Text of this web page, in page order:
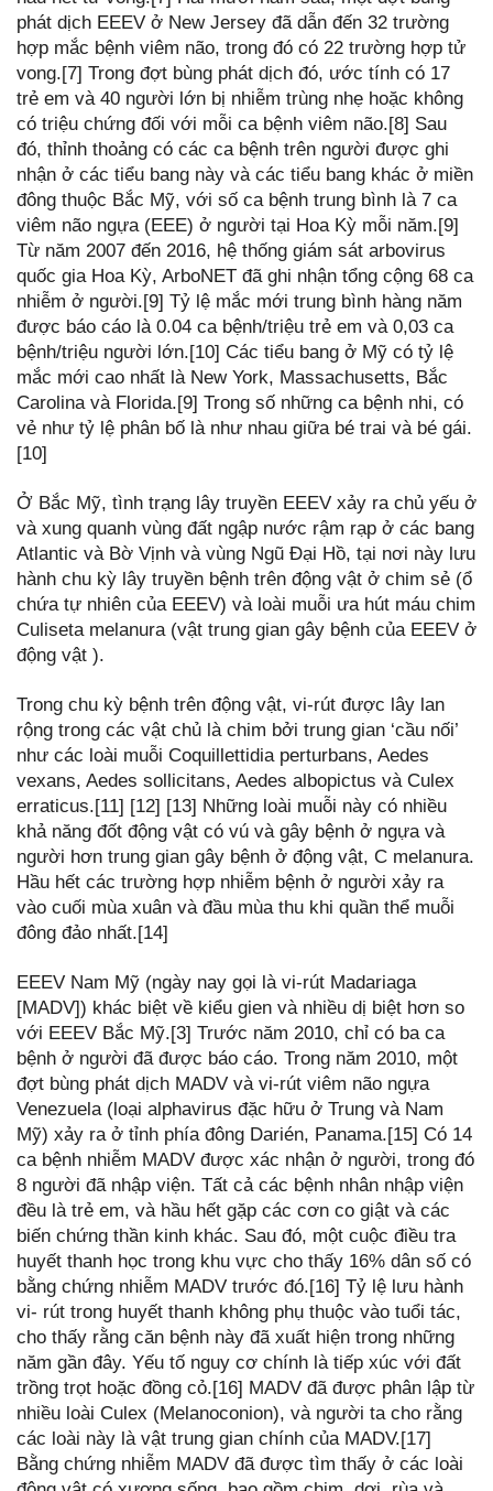
phát dịch EEEV ở New Jersey đã dẫn đến 32 trường
hợp mắc bệnh viêm não, trong đó có 22 trường hợp tử
vong.[7] Trong đợt bùng phát dịch đó, ước tính có 17
trẻ em và 40 người lớn bị nhiễm trùng nhẹ hoặc không
có triệu chứng đối với mỗi ca bệnh viêm não.[8] Sau
đó, thỉnh thoảng có các ca bệnh trên người được ghi
nhận ở các tiểu bang này và các tiểu bang khác ở miền
đông thuộc Bắc Mỹ, với số ca bệnh trung bình là 7 ca
viêm não ngựa (EEE) ở người tại Hoa Kỳ mỗi năm.[9]
Từ năm 2007 đến 2016, hệ thống giám sát arbovirus
quốc gia Hoa Kỳ, ArboNET đã ghi nhận tổng cộng 68 ca
nhiễm ở người.[9] Tỷ lệ mắc mới trung bình hàng năm
được báo cáo là 0.04 ca bệnh/triệu trẻ em và 0,03 ca
bệnh/triệu người lớn.[10] Các tiểu bang ở Mỹ có tỷ lệ
mắc mới cao nhất là New York, Massachusetts, Bắc
Carolina và Florida.[9] Trong số những ca bệnh nhi, có
vẻ như tỷ lệ phân bố là như nhau giữa bé trai và bé gái.
[10]
Ở Bắc Mỹ, tình trạng lây truyền EEEV xảy ra chủ yếu ở
và xung quanh vùng đất ngập nước rậm rạp ở các bang
Atlantic và Bờ Vịnh và vùng Ngũ Đại Hồ, tại nơi này lưu
hành chu kỳ lây truyền bệnh trên động vật ở chim sẻ (ổ
chứa tự nhiên của EEEV) và loài muỗi ưa hút máu chim
Culiseta melanura (vật trung gian gây bệnh của EEEV ở
động vật ).
Trong chu kỳ bệnh trên động vật, vi-rút được lây lan
rộng trong các vật chủ là chim bởi trung gian ‘cầu nối’
như các loài muỗi Coquillettidia perturbans, Aedes
vexans, Aedes sollicitans, Aedes albopictus và Culex
erraticus.[11] [12] [13] Những loài muỗi này có nhiều
khả năng đốt động vật có vú và gây bệnh ở ngựa và
người hơn trung gian gây bệnh ở động vật, C melanura.
Hầu hết các trường hợp nhiễm bệnh ở người xảy ra
vào cuối mùa xuân và đầu mùa thu khi quần thể muỗi
đông đảo nhất.[14]
EEEV Nam Mỹ (ngày nay gọi là vi-rút Madariaga
[MADV]) khác biệt về kiểu gien và nhiều dị biệt hơn so
với EEEV Bắc Mỹ.[3] Trước năm 2010, chỉ có ba ca
bệnh ở người đã được báo cáo. Trong năm 2010, một
đợt bùng phát dịch MADV và vi-rút viêm não ngựa
Venezuela (loại alphavirus đặc hữu ở Trung và Nam
Mỹ) xảy ra ở tỉnh phía đông Darién, Panama.[15] Có 14
ca bệnh nhiễm MADV được xác nhận ở người, trong đó
8 người đã nhập viện. Tất cả các bệnh nhân nhập viện
đều là trẻ em, và hầu hết gặp các cơn co giật và các
biến chứng thần kinh khác. Sau đó, một cuộc điều tra
huyết thanh học trong khu vực cho thấy 16% dân số có
bằng chứng nhiễm MADV trước đó.[16] Tỷ lệ lưu hành
vi- rút trong huyết thanh không phụ thuộc vào tuổi tác,
cho thấy rằng căn bệnh này đã xuất hiện trong những
năm gần đây. Yếu tố nguy cơ chính là tiếp xúc với đất
trồng trọt hoặc đồng cỏ.[16] MADV đã được phân lập từ
nhiều loài Culex (Melanoconion), và người ta cho rằng
các loài này là vật trung gian chính của MADV.[17]
Bằng chứng nhiễm MADV đã được tìm thấy ở các loài